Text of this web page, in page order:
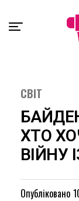
СВІТ
ХТО
ВІЙНУ
Опубліковано